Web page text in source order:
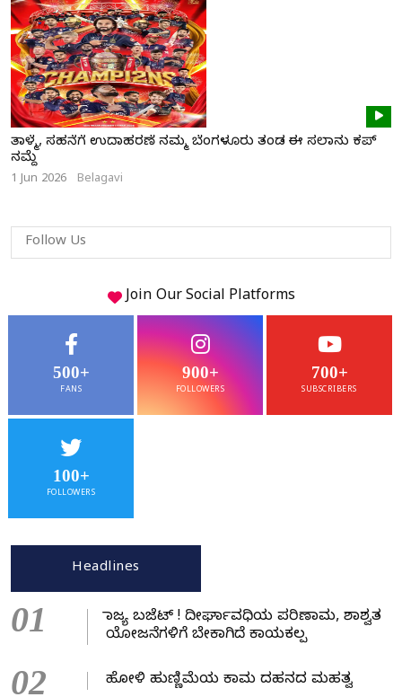
ತಾಳ್ಮೆ, ಸಹನೆಗೆ ಉದಾಹರಣೆ ನಮ್ಮ ಬೆಂಗಳೂರು ತಂಡ ಈ ಸಲಾನು ಕಪ್
ನಮ್ದೆ
1 Jun 2026 Belagavi
Follow Us
Join Our Social Platforms
500+
FANS
900+
FOLLOWERS
700+
SUBSCRIBERS
100+
FOLLOWERS
Headlines
01
ರಾಜ್ಯ ಬಜೆಟ್ ! ದೀರ್ಘಾವಧಿಯ ಪರಿಣಾಮ, ಶಾಶ್ವತ
ಯೋಜನೆಗಳಿಗೆ ಬೇಕಾಗಿದೆ ಕಾಯಕಲ್ಪ
02 ಹೋಳಿ ಹುಣ್ಣಿಮೆಯ ಕಾಮ ದಹನದ ಮಹತ್ವ